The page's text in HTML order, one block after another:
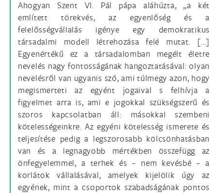
Ahogyan Szent VI. Pál pápa aláhúzta, „a két
említett törekvés, az egyenlőség és a
felelősségvállalás igénye egy demokratikus
társadalmi modell létrehozása felé mutat. […]
Egyenértékű ez a társadalomban megélt életre
nevelés nagy fontosságának hangoztatásával: olyan
nevelésről van ugyanis szó, ami túlmegy azon, hogy
megismerteti az egyént jogaival s felhívja a
figyelmet arra is, ami e jogokkal szükségszerű és
szoros kapcsolatban áll: másokkal szembeni
kötelességeinkre. Az egyéni kötelesség ismerete és
teljesítése pedig a legszorosabb kölcsönhatásban
van és a legnagyobb mértékben összefügg az
önfegyelemmel, a terhek és – nem kevésbé – a
korlátok vállalásával, amelyek kijelölik úgy az
egyének, mint a csoportok szabadságának pontos